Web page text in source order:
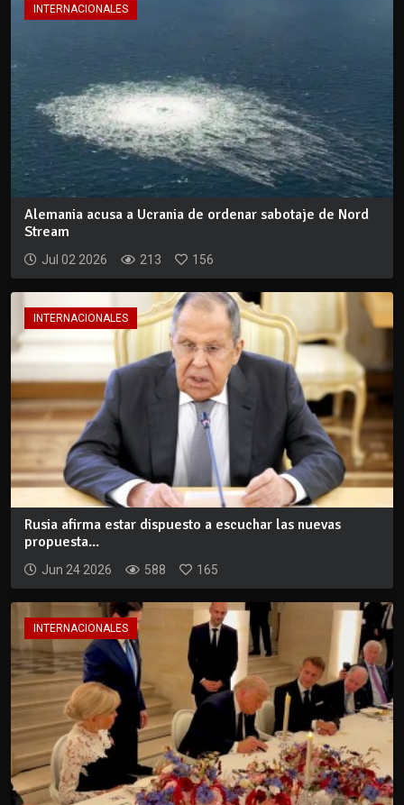
INTERNACIONALES
Alemania acusa a Ucrania de ordenar sabotaje de Nord
Stream
Jul 02 2026 213 156
INTERNACIONALES
Rusia afirma estar dispuesto a escuchar las nuevas
propuesta...
Jun 24 2026 588 165
INTERNACIONALES